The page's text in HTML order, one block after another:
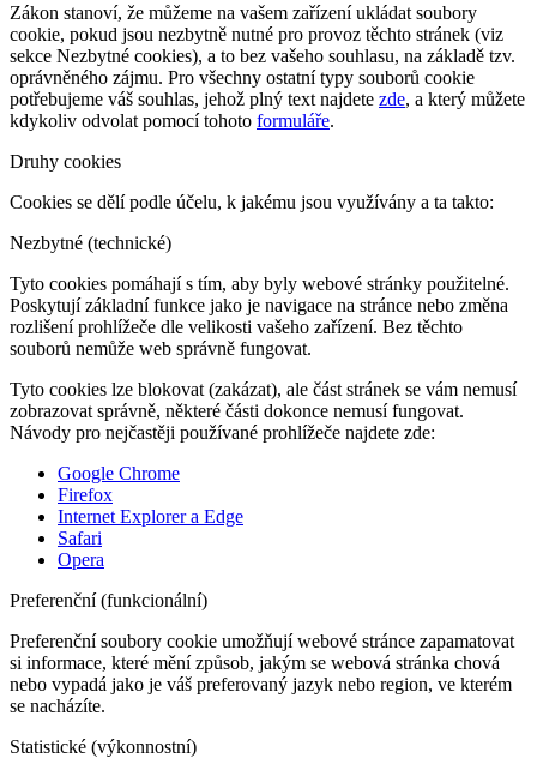
Zákon stanoví, že můžeme na vašem zařízení ukládat soubory
cookie, pokud jsou nezbytně nutné pro provoz těchto stránek (viz
sekce Nezbytné cookies), a to bez vašeho souhlasu, na základě tzv.
oprávněného zájmu. Pro všechny ostatní typy souborů cookie
potřebujeme váš souhlas, jehož plný text najdete zde, a který můžete
kdykoliv odvolat pomocí tohoto formuláře.
Druhy cookies
Cookies se dělí podle účelu, k jakému jsou využívány a ta takto:
Nezbytné (technické)
Tyto cookies pomáhají s tím, aby byly webové stránky použitelné.
Poskytují základní funkce jako je navigace na stránce nebo změna
rozlišení prohlížeče dle velikosti vašeho zařízení. Bez těchto
souborů nemůže web správně fungovat.
Tyto cookies lze blokovat (zakázat), ale část stránek se vám nemusí
zobrazovat správně, některé části dokonce nemusí fungovat.
Návody pro nejčastěji používané prohlížeče najdete zde:
Google Chrome
Firefox
Internet Explorer a Edge
Safari
Opera
Preferenční (funkcionální)
Preferenční soubory cookie umožňují webové stránce zapamatovat
si informace, které mění způsob, jakým se webová stránka chová
nebo vypadá jako je váš preferovaný jazyk nebo region, ve kterém
se nacházíte.
Statistické (výkonnostní)